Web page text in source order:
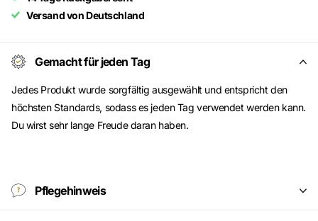
Versand von Deutschland
Gemacht für jeden Tag
Jedes Produkt wurde sorgfältig ausgewählt und entspricht den
höchsten Standards, sodass es jeden Tag verwendet werden kann.
Du wirst sehr lange Freude daran haben.
Pflegehinweis